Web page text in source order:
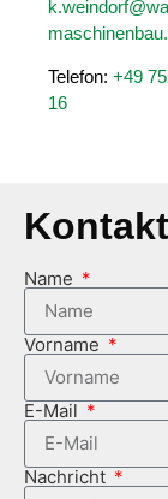
Telefon: +49
16
Name
Vorname
E-Mail
Nachricht